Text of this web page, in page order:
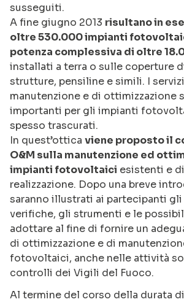
susseguiti.
A fine giugno 2013 risultano in
oltre 530.000 impianti
potenza complessiva di oltre
installati a terra o sulle coperture
strutture, pensiline e simili. I
manutenzione e di ottimizzazione
importanti per gli impianti
spesso trascurati.
In quest’ottica viene proposto il
O&M sulla manutenzione ed
impianti fotovoltaici esistenti e
realizzazione. Dopo una breve
saranno illustrati ai partecipanti
verifiche, gli strumenti e le
adottare al fine di fornire un
di ottimizzazione e di
fotovoltaici, anche nelle attività
controlli dei Vigili del Fuoco.
Al termine del corso della durata